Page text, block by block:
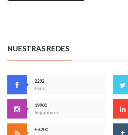
NUESTRAS REDES
2292
Fans
19900
Seguidores
+ 6200